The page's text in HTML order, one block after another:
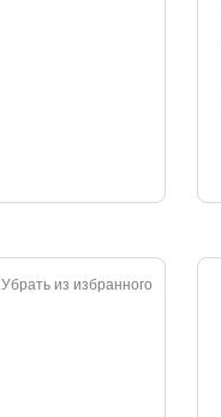
Убрать из избранного